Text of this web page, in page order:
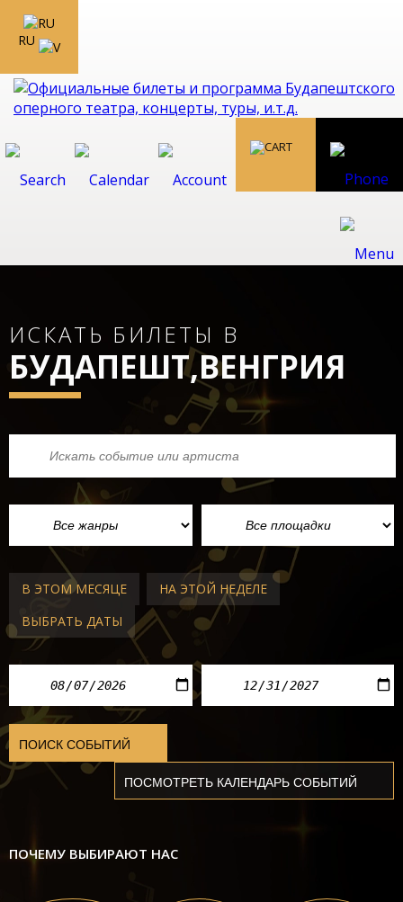
RU
ИСКАТЬ БИЛЕТЫ В
БУДАПЕШТ,ВЕНГРИЯ
В ЭТОМ МЕСЯЦЕ
НА ЭТОЙ НЕДЕЛЕ
ВЫБРАТЬ ДАТЫ
ПОЧЕМУ ВЫБИРАЮТ НАС